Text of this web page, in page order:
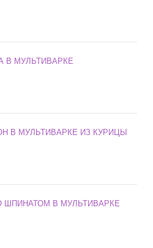
В МУЛЬТИВАРКЕ
В МУЛЬТИВАРКЕ ИЗ КУРИЦЫ
ШПИНАТОМ В МУЛЬТИВАРКЕ